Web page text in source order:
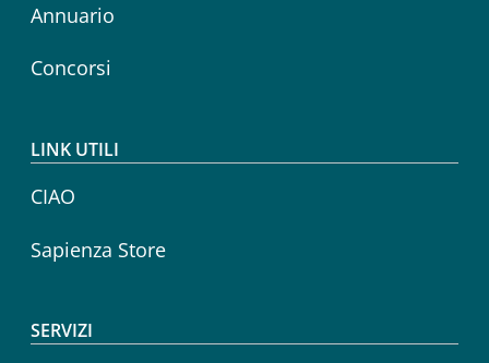
Annuario
Concorsi
LINK UTILI
CIAO
Sapienza Store
SERVIZI